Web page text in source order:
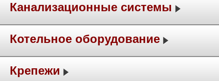
Канализационные системы
Котельное оборудование
Крепежи